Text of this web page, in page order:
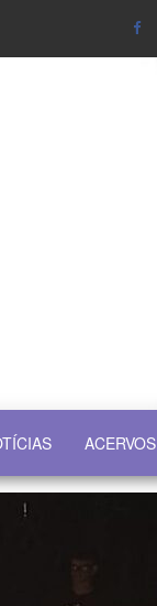
ACERVOS